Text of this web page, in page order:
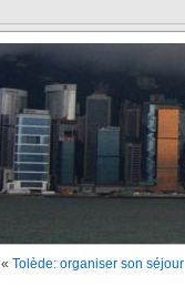
« Tolède: organiser son séjour